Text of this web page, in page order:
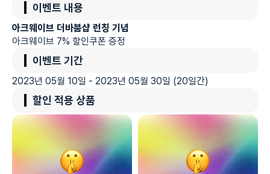
이벤트 내용
아크웨이브 더바붐샵 런칭 기념
아크웨이브 7% 할인쿠폰 증정
이벤트 기간
2023년 05월 10일 - 2023년 05월 30일 (20일간)
할인 적용 상품